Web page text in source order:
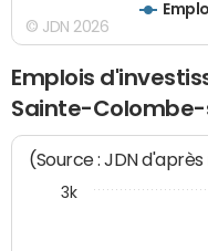
© JDN 2026
Emplois
Sainte-
(Source : JDN
3k